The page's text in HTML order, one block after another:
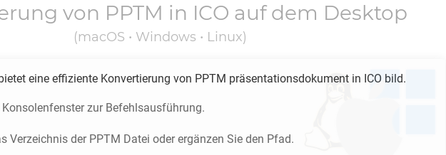
von PPTM in ICO auf dem Desktop
(macOS • Windows • Linux)
eine effiziente Konvertierung von PPTM präsentationsdokument in ICO bild.
zur Befehlsausführung.
Verzeichnis der PPTM Datei oder ergänzen Sie den Pfad.